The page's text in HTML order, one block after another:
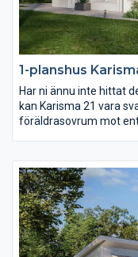
1-planshus
Har ni ännu inte hittat
kan Karisma 21 vara
föräldrasovrum mot
ungdomssovrummen
badrum samt allrum.